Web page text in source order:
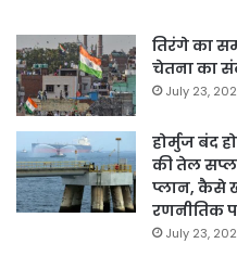
तिरंगे का
चेतना का
July 23,
होर्मुज बंद
की तेल
प्लान, कैसे
रणनीतिक
July 23,